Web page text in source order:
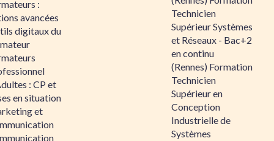
:
avancées
digitaux du
: CP et
en situation
et
Technicien
Supérieur Systèmes
et Réseaux - Bac+2
en continu
(Rennes) Formation
Technicien
Supérieur en
Conception
Industrielle de
Systèmes